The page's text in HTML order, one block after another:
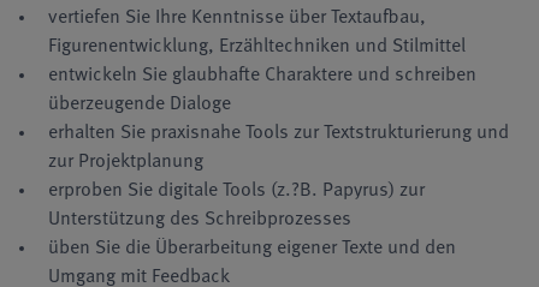
vertiefen Sie Ihre Kenntnisse über Textaufbau,
Figurenentwicklung, Erzähltechniken und Stilmittel
entwickeln Sie glaubhafte Charaktere und schreiben
überzeugende Dialoge
erhalten Sie praxisnahe Tools zur Textstrukturierung und
zur Projektplanung
erproben Sie digitale Tools (z.?B. Papyrus) zur
Unterstützung des Schreibprozesses
üben Sie die Überarbeitung eigener Texte und den
Umgang mit Feedback